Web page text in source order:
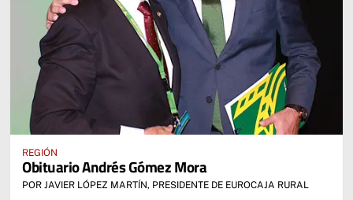
REGIÓN
Obituario Andrés Gómez Mora
POR JAVIER LÓPEZ MARTÍN, PRESIDENTE DE EUROCAJA RURAL